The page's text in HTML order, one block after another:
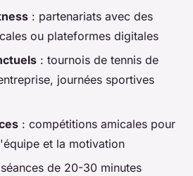
: partenariats avec des
ou plateformes digitales
: tournois de tennis de
journées sportives
: compétitions amicales pour
et la motivation
de 20-30 minutes